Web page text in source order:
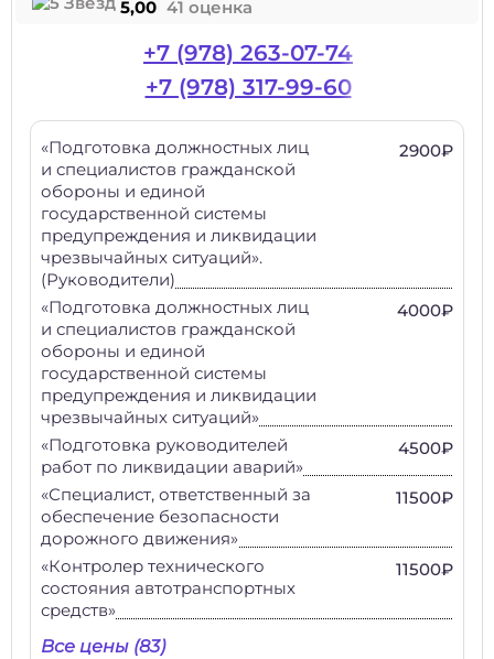
5,00 41 оценка
+7 (978) 263-07-74
+7 (978) 317-99-60
«Подготовка должностных лиц
и специалистов гражданской
обороны и единой
государственной системы
предупреждения и ликвидации
чрезвычайных ситуаций».
(Руководители)
2900₽
«Подготовка должностных лиц
и специалистов гражданской
обороны и единой
государственной системы
предупреждения и ликвидации
чрезвычайных ситуаций»
4000₽
«Подготовка руководителей
работ по ликвидации аварий»
4500₽
«Специалист, ответственный за
обеспечение безопасности
дорожного движения»
11500₽
«Контролер технического
состояния автотранспортных
средств»
11500₽
Все цены (83)